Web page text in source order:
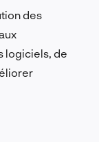
des
logiciels, de